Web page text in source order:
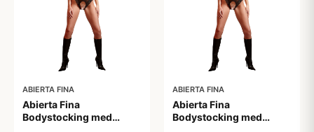
ABIERTA FINA
Abierta Fina
Bodystocking med
ABIERTA FINA
Abierta Fina
Bodystocking med